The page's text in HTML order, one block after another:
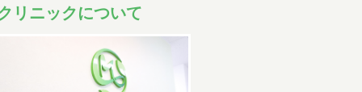
完全予約です。前日までに直接クリニックに電話を
し、予約をとってください
Web予約について
下記の時間の予約が可能です。
リニックについて